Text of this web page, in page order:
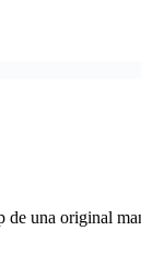
una original